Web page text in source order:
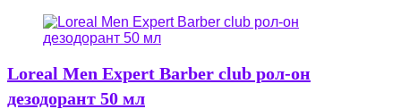
Loreal Men Expert Barber club рол-он
дезодорант 50 мл